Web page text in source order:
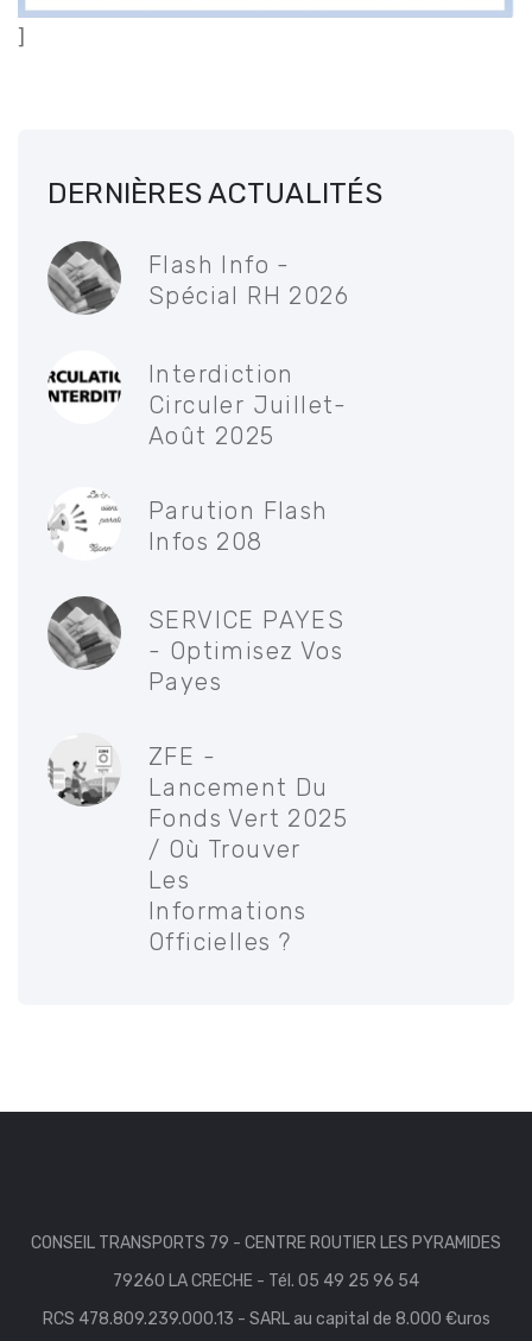
]
DERNIÈRES ACTUALITÉS
Flash Info -
Spécial RH 2026
Interdiction
Circuler Juillet-
Août 2025
Parution Flash
Infos 208
SERVICE PAYES
- Optimisez Vos
Payes
ZFE -
Lancement Du
Fonds Vert 2025
/ Où Trouver
Les
Informations
Officielles ?
CONSEIL TRANSPORTS 79 - CENTRE ROUTIER LES PYRAMIDES
79260 LA CRECHE - Tél. 05 49 25 96 54
RCS 478.809.239.000.13 - SARL au capital de 8.000 €uros